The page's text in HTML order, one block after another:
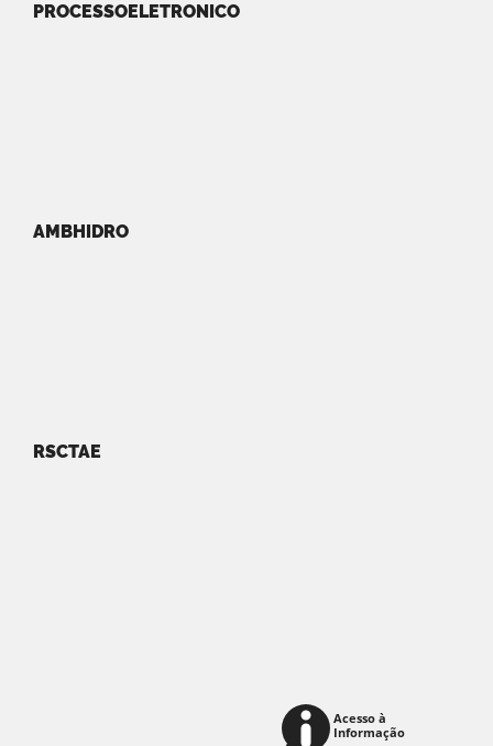
PROCESSOELETRONICO
AMBHIDRO
RSCTAE